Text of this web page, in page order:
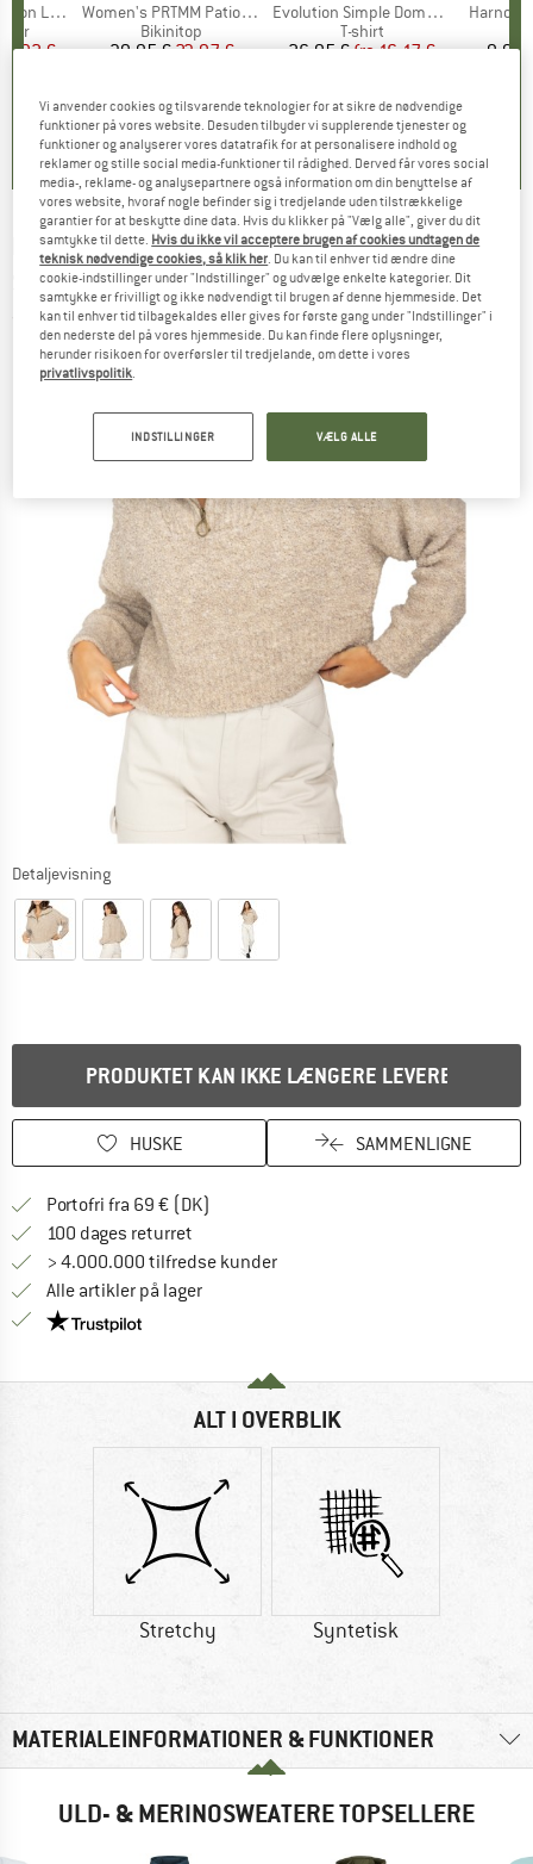
Socks
pris
€
252)
Artikel
Women's PRTMM Patio Triangle
Produktgruppe
Bikinitop
Pris
39,95 €Nedsat pris
23,97 €
4,9(23)
Artikel
Evolution Simple Dome Short Sleeve
Produktgruppe
T-shirt
Pris
26,95 € Nedsat pris
fra16,17 €
4,8(8)
Artikel
9,95
BILLABONG -Women's Lost Heaven -
Sweatere
(0)
Detaljevisning
PRODUKTET KAN IKKE LÆNGERE LEVERES
HUSKE SAMMENLIGNE
Portofri fra 69 € (DK)
100 dages returret
> 4.000.000 tilfredse kunder
Alle artikler på lager
Vi er Trustpilot-certificeret - oplysningerne får du
ALT I OVERBLIK
Stretchy Syntetisk
MATERIALEINFORMATIONER & FUNKTIONER
ULD- & MERINOSWEATERE TOPSELLERE
Vi anvender cookies og tilsvarende teknologier for at sikre de nødvendige
funktioner på vores website. Desuden tilbyder vi supplerende tjenester og
funktioner og analyserer vores datatrafik for at personalisere indhold og
reklamer og stille social media-funktioner til rådighed. Derved får vores social
media-, reklame- og analysepartnere også information om din benyttelse af
vores website, hvoraf nogle befinder sig i tredjelande uden tilstrækkelige
garantier for at beskytte dine data. Hvis du klikker på "Vælg alle", giver du dit
samtykke til dette. Hvis du ikke vil acceptere brugen af cookies undtagen de
teknisk nødvendige cookies, så klik her . Du kan til enhver tid ændre dine
cookie-indstillinger under "Indstillinger" og udvælge enkelte kategorier. Dit
samtykke er frivilligt og ikke nødvendigt til brugen af denne hjemmeside. Det
kan til enhver tid tilbagekaldes eller gives for første gang under "Indstillinger" i
den nederste del på vores hjemmeside. Du kan finde flere oplysninger,
herunder risikoen for overførsler til tredjelande, om dette i vores
privatlivspolitik
INDSTILLINGER VÆLG ALLE